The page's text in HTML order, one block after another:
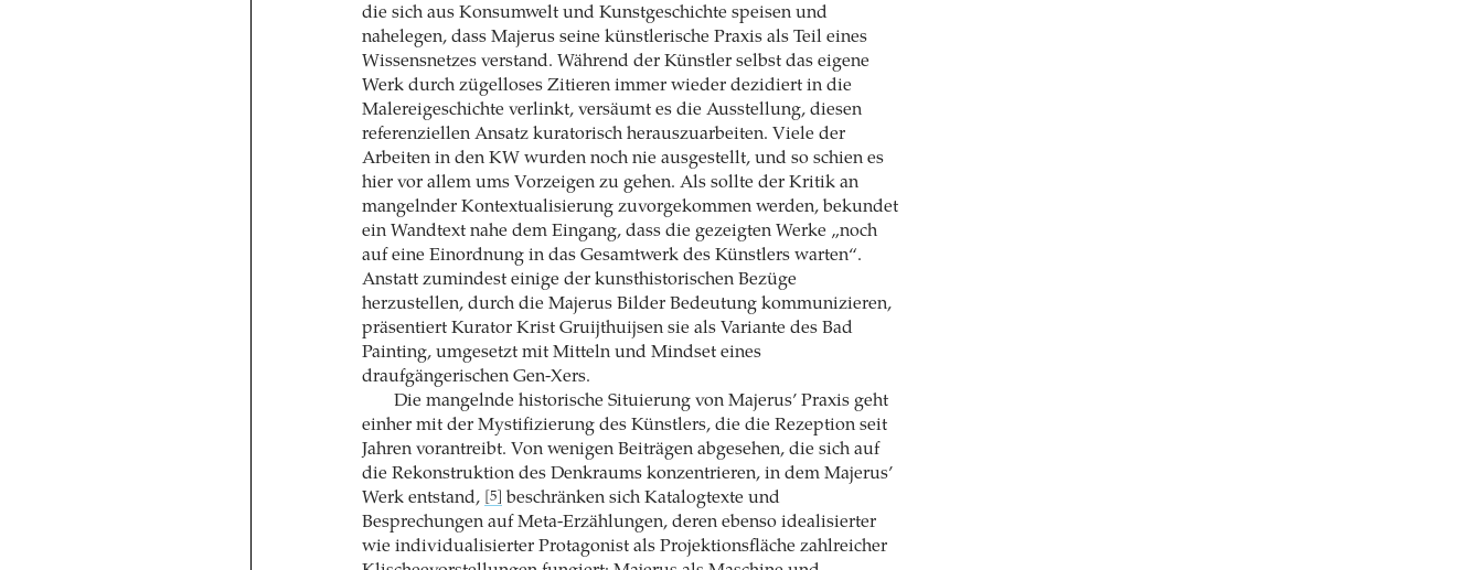
die sich aus Konsumwelt und Kunstgeschichte speisen und
nahelegen, dass Majerus seine künstlerische Praxis als Teil eines
Wissensnetzes verstand. Während der Künstler selbst das eigene
Werk durch zügelloses Zitieren immer wieder dezidiert in die
Malereigeschichte verlinkt, versäumt es die Ausstellung, diesen
referenziellen Ansatz kuratorisch herauszuarbeiten. Viele der
Arbeiten in den KW wurden noch nie ausgestellt, und so schien es
hier vor allem ums Vorzeigen zu gehen. Als sollte der Kritik an
mangelnder Kontextualisierung zuvorgekommen werden, bekundet
ein Wandtext nahe dem Eingang, dass die gezeigten Werke „noch
auf eine Einordnung in das Gesamtwerk des Künstlers warten“.
Anstatt zumindest einige der kunsthistorischen Bezüge
herzustellen, durch die Majerus Bilder Bedeutung kommunizieren,
präsentiert Kurator Krist Gruijthuijsen sie als Variante des Bad
Painting, umgesetzt mit Mitteln und Mindset eines
draufgängerischen Gen-Xers.
Die mangelnde historische Situierung von Majerus’ Praxis geht
einher mit der Mystifizierung des Künstlers, die die Rezeption seit
Jahren vorantreibt. Von wenigen Beiträgen abgesehen, die sich auf
die Rekonstruktion des Denkraums konzentrieren, in dem Majerus’
Werk entstand,
[5]
beschränken sich Katalogtexte und
Besprechungen auf Meta-Erzählungen, deren ebenso idealisierter
wie individualisierter Protagonist als Projektionsfläche zahlreicher